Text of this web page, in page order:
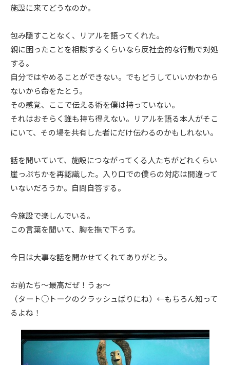
施設に来てどうなのか。
包み隠すことなく、リアルを語ってくれた。
親に困ったことを相談するくらいなら反社会的な行動で対処
する。
自分ではやめることができない。でもどうしていいかわから
ないから命をたとう。
その感覚、ここで伝える術を僕は持っていない。
それはおそらく誰も持ち得えない。リアルを語る本人がそこ
にいて、その場を共有した者にだけ伝わるのかもしれない。
話を聞いていて、施設につながってくる人たちがどれくらい
崖っぷちかを再認識した。入り口での僕らの対応は間違って
いないだろうか。自問自答する。
今施設で楽しんでいる。
この言葉を聞いて、胸を撫で下ろす。
今日は大事な話を聞かせてくれてありがとう。
お前たち〜最高だぜ！うぉ〜
（タート○トークのクラッシュばりにね）←もちろん知って
るよね！